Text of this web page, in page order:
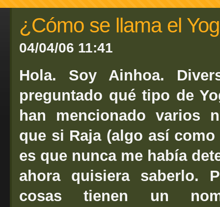
¿Cómo se llama el
04/04/06 11:41
Hola. Soy Ainhoa.
preguntado qué tipo de
han mencionado varios
que si Raja (algo así
es que nunca me había
ahora quisiera saberlo.
cosas tienen un